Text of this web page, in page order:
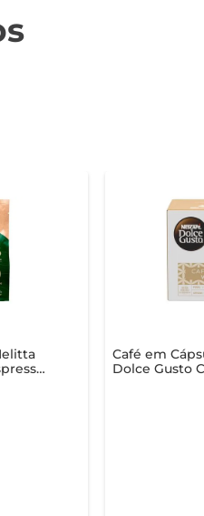
Café em
Dolce Gusto